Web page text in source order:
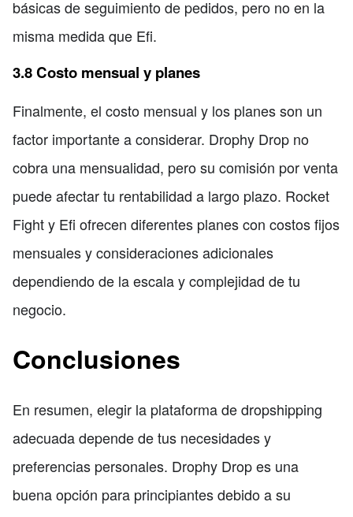
básicas de seguimiento de pedidos, pero no en la
misma medida que Efi.
3.8 Costo mensual y planes
Finalmente, el costo mensual y los planes son un
factor importante a considerar. Drophy Drop no
cobra una mensualidad, pero su comisión por venta
puede afectar tu rentabilidad a largo plazo. Rocket
Fight y Efi ofrecen diferentes planes con costos fijos
mensuales y consideraciones adicionales
dependiendo de la escala y complejidad de tu
negocio.
Conclusiones
En resumen, elegir la plataforma de dropshipping
adecuada depende de tus necesidades y
preferencias personales. Drophy Drop es una
buena opción para principiantes debido a su